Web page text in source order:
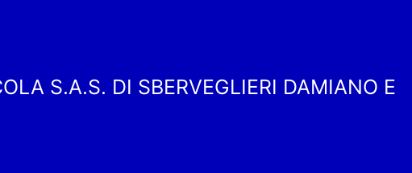
S.A.S. DI SBERVEGLIERI DAMIANO E